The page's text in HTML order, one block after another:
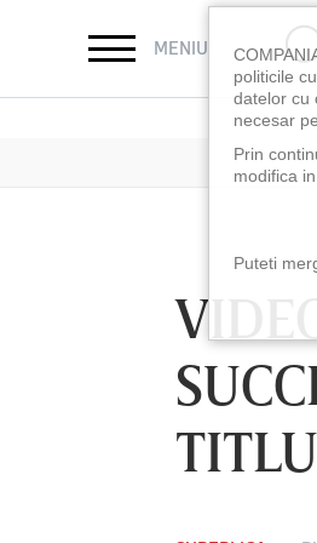
MENIU
politicile
datelor cu
necesar
Prin
modifica
Puteti